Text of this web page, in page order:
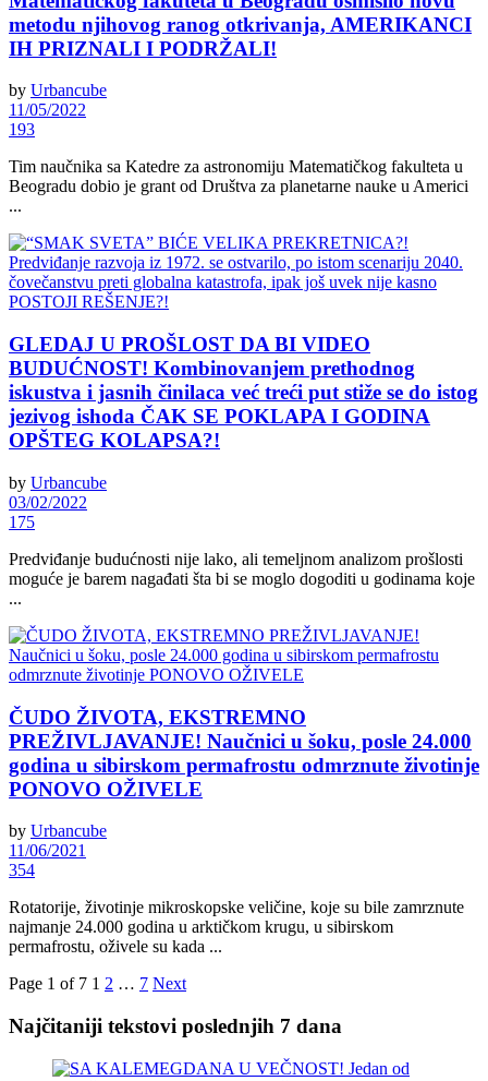
metodu njihovog ranog otkrivanja, AMERIKANCI
IH PRIZNALI I PODRŽALI!
by Urbancube
11/05/2022
193
Tim naučnika sa Katedre za astronomiju Matematičkog fakulteta u
Beogradu dobio je grant od Društva za planetarne nauke u Americi
...
GLEDAJ U PROŠLOST DA BI VIDEO
BUDUĆNOST! Kombinovanjem prethodnog
iskustva i jasnih činilaca već treći put stiže se do istog
jezivog ishoda ČAK SE POKLAPA I GODINA
OPŠTEG KOLAPSA?!
by Urbancube
03/02/2022
175
Predviđanje budućnosti nije lako, ali temeljnom analizom prošlosti
moguće je barem nagađati šta bi se moglo dogoditi u godinama koje
...
ČUDO ŽIVOTA, EKSTREMNO
PREŽIVLJAVANJE! Naučnici u šoku, posle 24.000
godina u sibirskom permafrostu odmrznute životinje
PONOVO OŽIVELE
by Urbancube
11/06/2021
354
Rotatorije, životinje mikroskopske veličine, koje su bile zamrznute
najmanje 24.000 godina u arktičkom krugu, u sibirskom
permafrostu, oživele su kada ...
Page 1 of 7 1 2 … 7 Next
Najčitaniji tekstovi poslednjih 7 dana